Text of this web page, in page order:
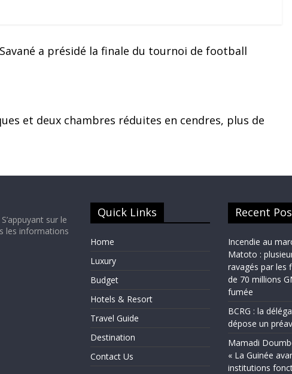
a présidé la finale du tournoi de football
et deux chambres réduites en cendres, plus de
sur le
les informations
Quick Links
Home
Luxury
Budget
Hotels & Resort
Travel Guide
Destination
Contact Us
Recent
Incendie au
Matoto :
ravagés par les
de 70 millions
fumée
BCRG : la
dépose un
Mamadi
« La Guinée
institutions